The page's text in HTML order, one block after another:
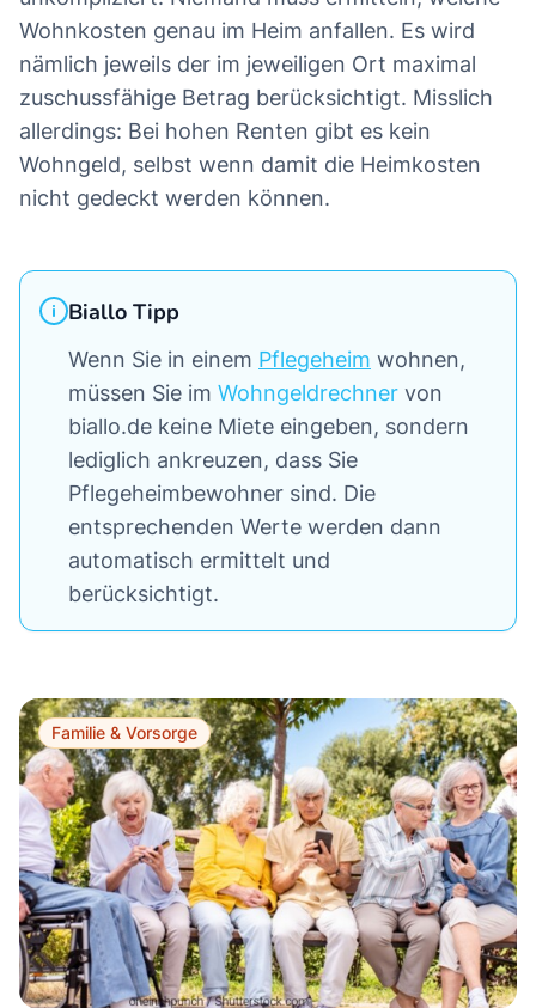
Wohnkosten genau im Heim anfallen. Es wird
nämlich jeweils der im jeweiligen Ort maximal
zuschussfähige Betrag berücksichtigt. Misslich
allerdings: Bei hohen Renten gibt es kein
Wohngeld, selbst wenn damit die Heimkosten
nicht gedeckt werden können.
Biallo Tipp
Wenn Sie in einem Pflegeheim wohnen,
müssen Sie im Wohngeldrechner von
biallo.de keine Miete eingeben, sondern
lediglich ankreuzen, dass Sie
Pflegeheimbewohner sind. Die
entsprechenden Werte werden dann
automatisch ermittelt und
berücksichtigt.
Familie & Vorsorge